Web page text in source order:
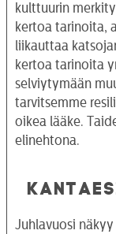
kulttuurin
kertoa tarinoita,
liikauttaa
kertoa tarinoita
selviytymään
tarvitsemme
oikea lääke.
elinehtona.
Juhlavuosi